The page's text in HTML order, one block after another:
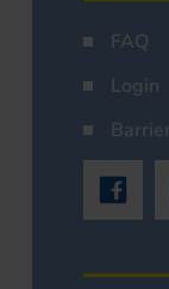
FAQ
Login